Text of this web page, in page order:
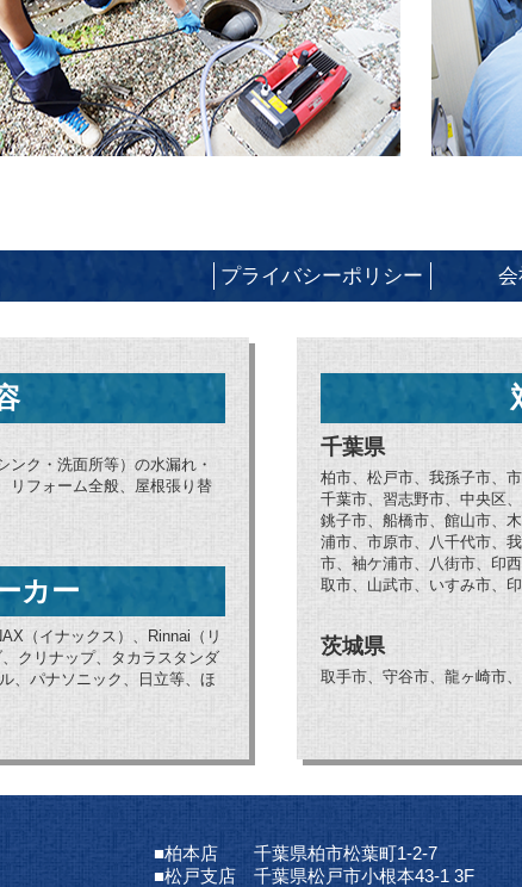
プライバシーポリシー
ク・洗面所等）の水漏れ・
リフォーム全般、屋根張り替
カー
（イナックス）、Rinnai（リ
クリナップ、タカラスタンダ
、パナソニック、日立等、ほ
千葉県
柏市、松戸市、我孫子市、
千葉市、習志野市、中央区
銚子市、船橋市、館山市、
浦市、市原市、八千代市、
市、袖ケ浦市、八街市、印
取市、山武市、いすみ市、
茨城県
取手市、守谷市、龍ヶ崎市
■柏本店 千葉県柏市松葉町1-2-7
■松戸支店 千葉県松戸市小根本43-1 3F